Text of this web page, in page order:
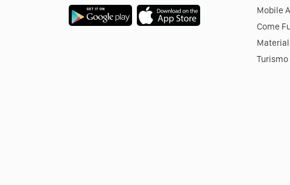
Mobile
Come